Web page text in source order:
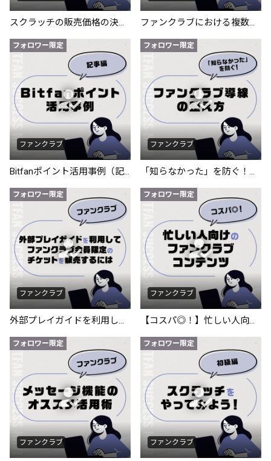
スクラッチの販売価格の決め方 ファンクラブにおける複数プランの考え方
フォロワー限定
ファンクラブ
Bitfanポイント活用事例（記事編）
フォロワー限定
ファンクラブ
「知らなかった」を防ぐ！ファンクラブ導線の整え方
フォロワー限定
ファンクラブ
外部プレイガイドを利用してファンクラブ会員限定のチケットを販売するには
フォロワー限定
ファンクラブ
【コスパ◎！】忙しい人向けのFCコンテンツ
フォロワー限定
ファンクラブ
フォロワー限定
ファンクラブ